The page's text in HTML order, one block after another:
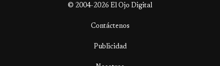
© 2004-2026 El Ojo Digital
Contáctenos
Publicidad